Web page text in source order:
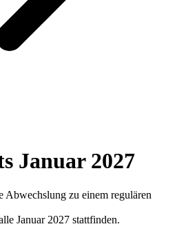
Januar 2027
Abwechslung zu einem regulären
Januar 2027 stattfinden.